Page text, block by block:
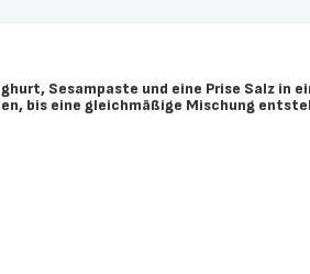
Sesampaste und eine Prise Salz in
bis eine gleichmäßige Mischung